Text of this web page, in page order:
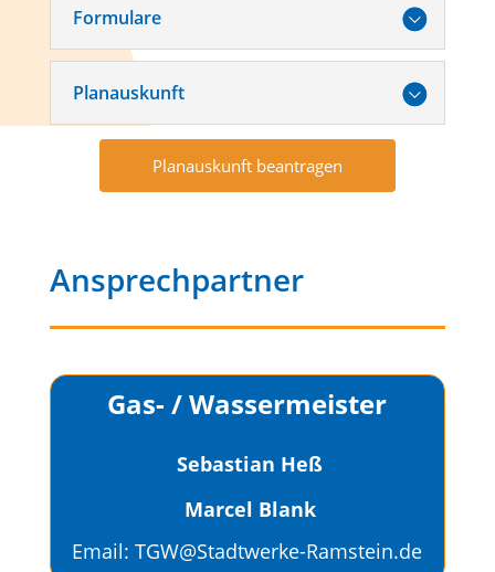
Formulare
Planauskunft
Planauskunft beantragen
Ansprechpartner
Gas- / Wassermeister
Sebastian Heß
Marcel Blank
Email:TGW@Stadtwerke-Ramstein.de